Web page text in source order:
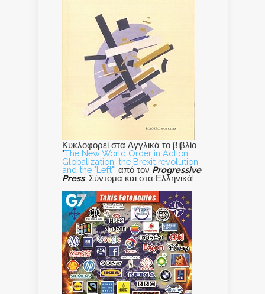
Κυκλοφορεί στα Αγγλικά το βιβλίο
"The New World Order in Action:
Globalization, the Brexit revolution
and the "Left"' από τον Progressive
Press. Σύντομα και στα Ελληνικά!